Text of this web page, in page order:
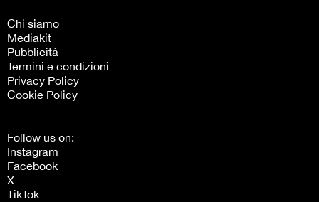
Chi siamo
Mediakit
Pubblicità
Termini e condizioni
Privacy Policy
Cookie Policy
Follow us on:
Instagram
Facebook
X
TikTok